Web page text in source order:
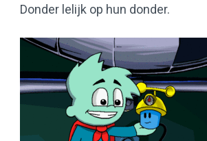
Donder lelijk op hun donder.